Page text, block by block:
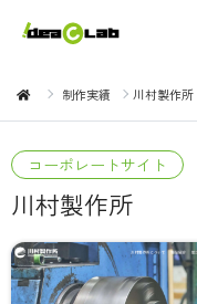
制作実績 川村製作所
コーポレートサイト
川村製作所